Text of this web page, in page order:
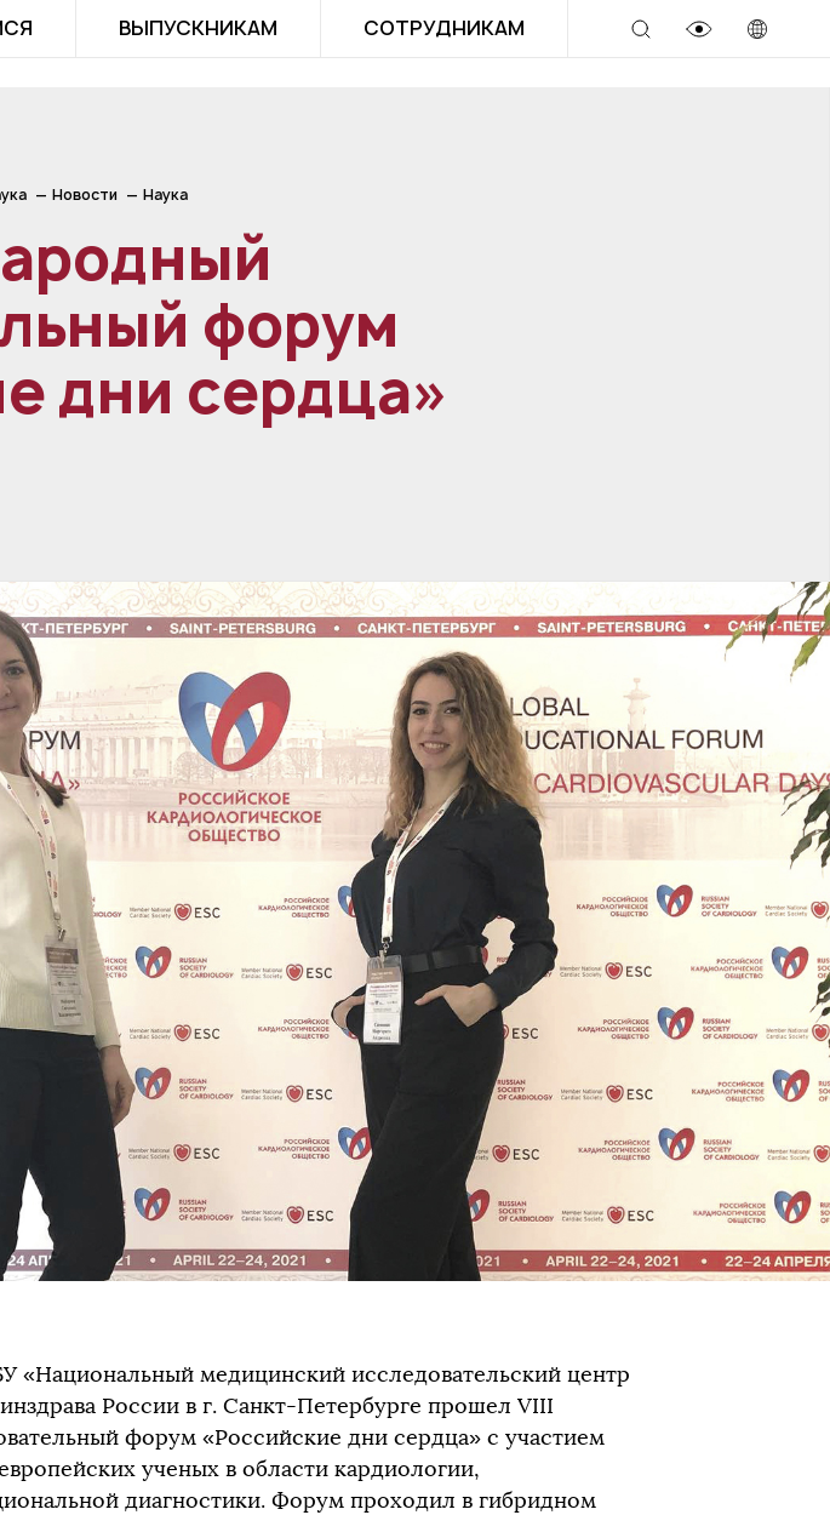
ВЫПУСКНИКАМ СОТРУДНИКАМ
Новости Наука
форум
дни сердца»
«Национальный медицинский исследовательский центр
России в г. Санкт-Петербурге прошел VIII
форум «Российские дни сердца» с участием
ученых в области кардиологии,
диагностики. Форум проходил в гибридном